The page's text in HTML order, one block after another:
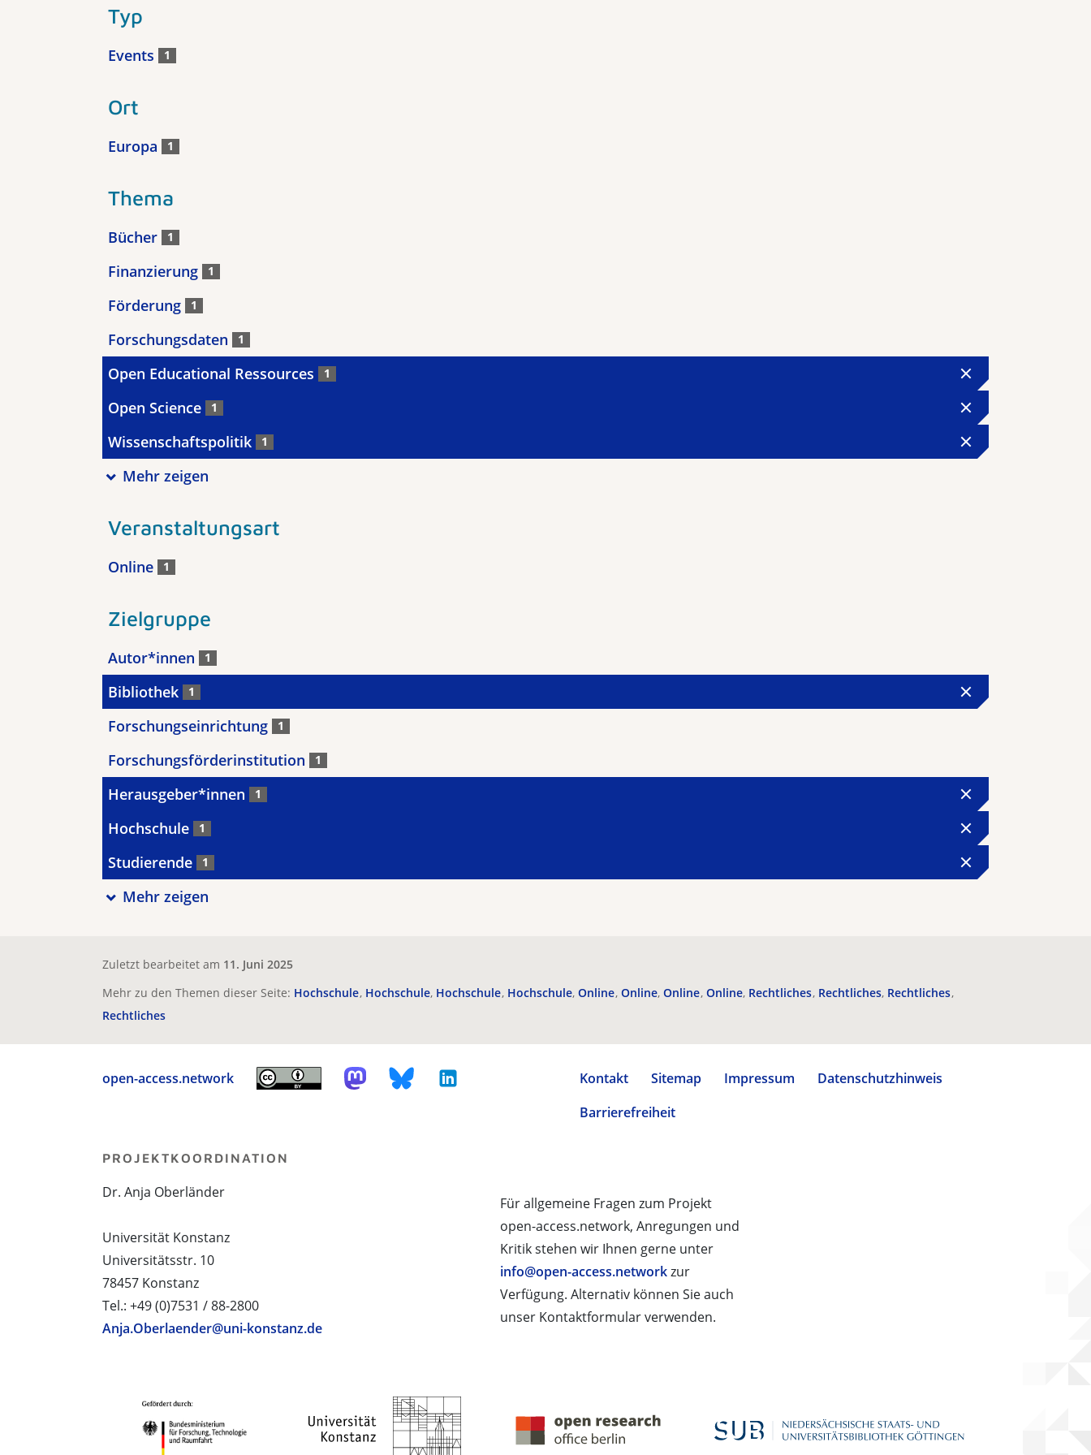
Typ
Events 1
Ort
Europa 1
Thema
Bücher 1
Finanzierung 1
Förderung 1
Forschungsdaten 1
Open Educational Ressources 1
Open Science 1
Wissenschaftspolitik 1
Mehr zeigen
Veranstaltungsart
Online 1
Zielgruppe
Autor*innen 1
Bibliothek 1
Forschungseinrichtung 1
Forschungsförderinstitution 1
Herausgeber*innen 1
Hochschule 1
Studierende 1
Mehr zeigen
Zuletzt bearbeitet am 11. Juni 2025
Mehr zu den Themen dieser Seite: Hochschule Hochschule Hochschule Hochschule Online Online Online Online Rechtliches Rechtliches Rechtliches
Rechtliches
open-access.network Kontakt Sitemap Impressum
Datenschutzhinweis
Barrierefreiheit
Für allgemeine Fragen zum Projekt
open-access.network, Anregungen und
Kritik stehen wir Ihnen gerne unter
info@open-access.networkzur
Verfügung. Alternativ können Sie auch
unser Kontaktformular verwenden.
PROJEKTKOORDINATION
Dr. Anja Oberländer
Universität Konstanz
Universitätsstr. 10
78457 Konstanz
Tel.: +49 (0)7531 / 88-2800
Anja.Oberlaender@uni-konstanz.de